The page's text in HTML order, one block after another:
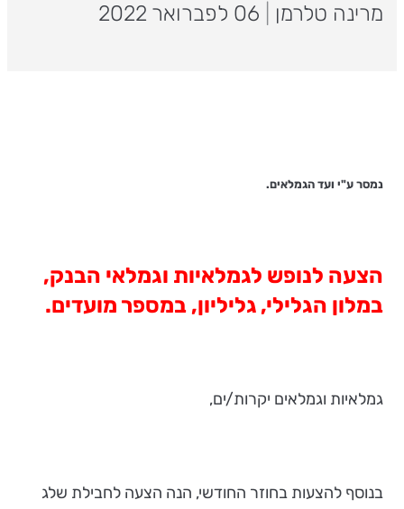
מרינה טלרמן
נמסר ע"י ועד הגמלאים.
הצעה לנופש לגמלאיות וגמלאי הבנק,
במלון הגלילי, גליליון, במספר מועדים.
גמלאיות וגמלאים יקרות/ים,
בנוסף להצעות בחוזר החודשי, הנה הצעה לחבילת שלג